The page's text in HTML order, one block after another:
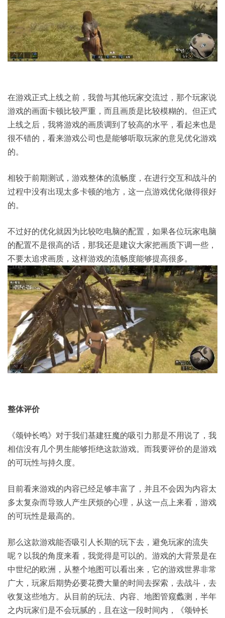
在游戏正式上线之前，我曾与其他玩家交流过，那个玩家说
游戏的画面卡顿比较严重，而且画质是比较模糊的。但正式
上线之后，我将游戏的画质调到了较高的水平，看起来也是
很不错的，看来游戏公司也是能够听取玩家的意见优化游戏
的。
相较于前期测试，游戏整体的流畅度，在进行交互和战斗的
过程中没有出现太多卡顿的地方，这一点游戏优化做得很好
的。
不过好的优化就因为比较吃电脑的配置，如果各位玩家电脑
的配置不是很高的话，那我还是建议大家把画质下调一些，
不要太追求画质，这样游戏的流畅度能够提高很多。
整体评价
《颂钟长鸣》对于我们基建狂魔的吸引力那是不用说了，我
相信没有几个男生能够拒绝这款游戏。而我要评价的是游戏
的可玩性与持久度。
目前看来游戏的内容已经足够丰富了，并且不会因为内容太
多太复杂而导致人产生厌烦的心理，从这一点上来看，游戏
的可玩性是最高的。
那么这款游戏能否吸引人长期的玩下去，避免玩家的流失
呢？以我的角度来看，我觉得是可以的。游戏的大背景是在
中世纪的欧洲，从整个地图可以看出来，它的游戏世界非常
广大，玩家后期势必要花费大量的时间去探索，去战斗，去
收复这些地方。从目前的玩法、内容、地图管窥蠡测，半年
之内玩家们是不会玩腻的，且在这一段时间内，《颂钟长